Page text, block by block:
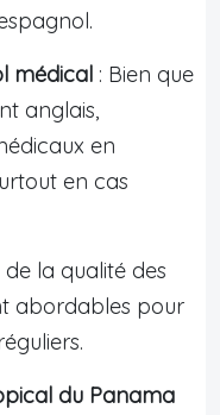
médical : Bien que
anglais,
en
en cas
de la qualité des
abordables pour
du Panama